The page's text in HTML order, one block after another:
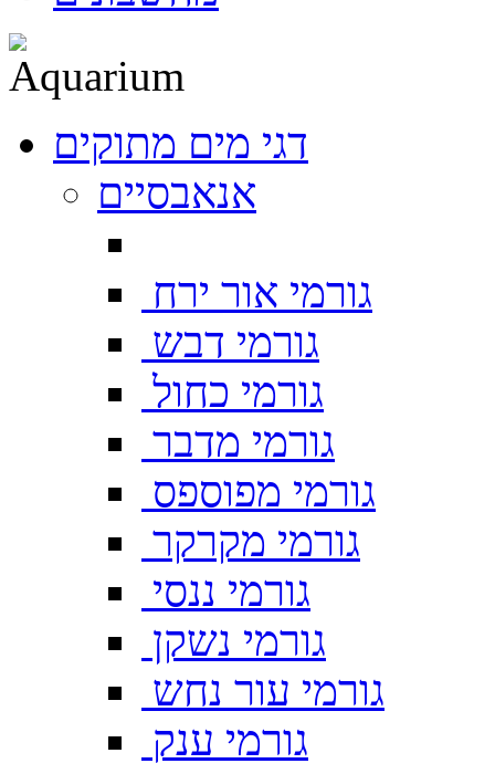
דגי מים מתוקים
אנאבסיים
גורמי אור ירח
גורמי דבש
גורמי כחול
גורמי מדבר
גורמי מפוספס
גורמי מקרקר
גורמי ננסי
גורמי נשקן
גורמי עור נחש
גורמי ענק